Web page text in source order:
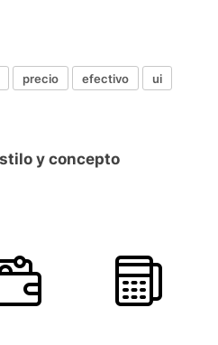
precio efectivo ui
y concepto